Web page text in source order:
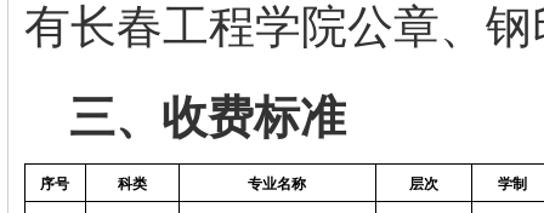
有长春工程学院公章、
三、收费标准
序号 科类 专业名称 层次 学制